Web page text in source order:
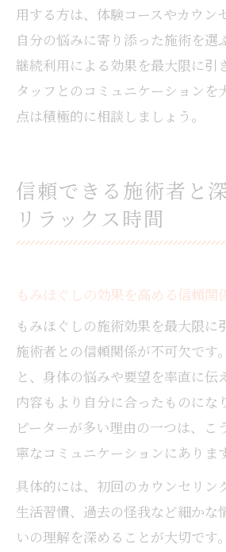
用する方は、体験コースやカウン
自分の悩みに寄り添った施術を選
継続利用による効果を最大限に引
タッフとのコミュニケーションを
点は積極的に相談しましょう。
信頼できる施術者と
リラックス時間
もみほぐしの効果を高める信頼関
もみほぐしの施術効果を最大限に
施術者との信頼関係が不可欠です
と、身体の悩みや要望を率直に伝
内容もより自分に合ったものにな
ピーターが多い理由の一つは、こ
寧なコミュニケーションにありま
具体的には、初回のカウンセリン
生活習慣、過去の怪我など細かな
いの理解を深めることが大切です